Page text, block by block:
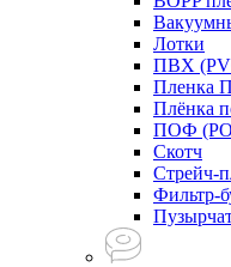
Лотки
ПВХ
Пленка
Плёнка
ПОФ
Скотч
Стрейч-
Фильтр-